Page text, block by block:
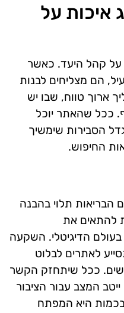
איכות על
על קהל היעד. כאשר
הם מצליחים לבנות
ארוך טווח, שבו יש
ככל שהאתר יוכל
הסבירות שימשיך
החיפוש.
הבריאות תלוי בהבנה
להתאים את
הדיגיטלי. השקעה
לאתרים לבלוט
ככל שיתחזק הקשר
ייטב המצב עבור הציבור
היא המפתח